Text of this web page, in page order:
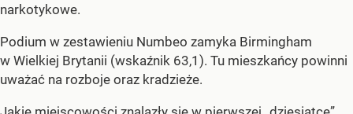
narkotykowe.
Podium w zestawieniu Numbeo zamyka Birmingham
w Wielkiej Brytanii (wskaźnik 63,1). Tu mieszkańcy powinni
uważać na rozboje oraz kradzieże.